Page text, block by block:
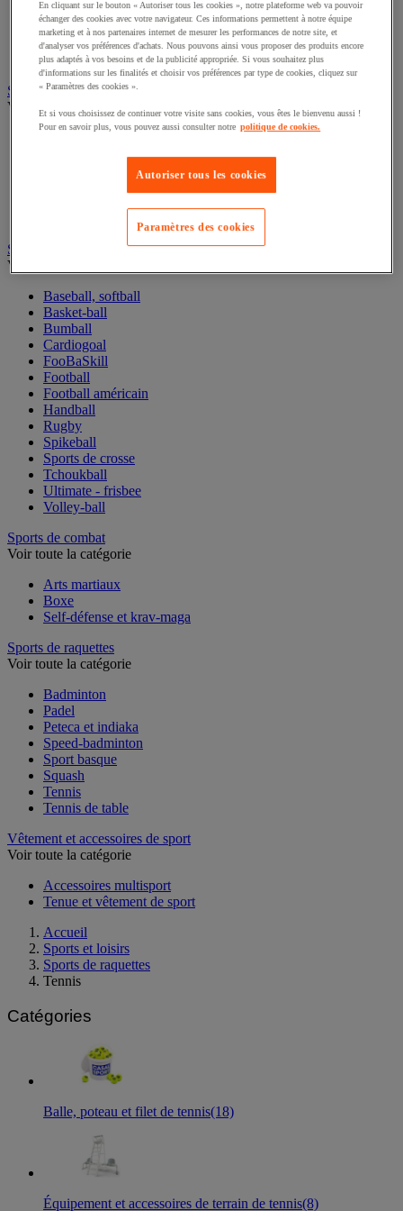
Jeu de société et fléchettes
Randonnée et camping
Roller, skateboard et trottinnette
Sport de précision
Sports aquatiques
Voir toute la catégorie
Sports collectifs
Voir toute la catégorie
Baseball, softball
Basket-ball
Bumball
Cardiogoal
FooBaSkill
Football
Football américain
Handball
Rugby
Spikeball
Sports de crosse
Tchoukball
Ultimate - frisbee
Volley-ball
Sports de combat
Voir toute la catégorie
Arts martiaux
Boxe
Self-défense et krav-maga
Sports de raquettes
Voir toute la catégorie
Badminton
Padel
Peteca et indiaka
Speed-badminton
Sport basque
Squash
Tennis
Tennis de table
Vêtement et accessoires de sport
Voir toute la catégorie
Accessoires multisport
Tenue et vêtement de sport
Accueil
Sports et loisirs
Sports de raquettes
Tennis
Catégories
Balle, poteau et filet de tennis(18)
Équipement et accessoires de terrain de tennis(8)
En cliquant sur le bouton « Autoriser tous les cookies », notre plateforme web va pouvoir
échanger des cookies avec votre navigateur. Ces informations permettent à notre équipe
marketing et à nos partenaires internet de mesurer les performances de notre site, et
d'analyser vos préférences d'achats. Nous pouvons ainsi vous proposer des produits encore
plus adaptés à vos besoins et de la publicité appropriée. Si vous souhaitez plus
d'informations sur les finalités et choisir vos préférences par type de cookies, cliquez sur
« Paramètres des cookies ».
Et si vous choisissez de continuer votre visite sans cookies, vous êtes le bienvenu aussi !
Pour en savoir plus, vous pouvez aussi consulter notre politique de cookies.
Autoriser tous les cookies
Paramètres des cookies